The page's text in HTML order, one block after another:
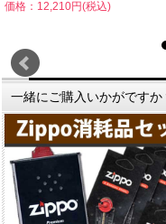
価格：12,210円(税込)
一緒にご購入いかがですか